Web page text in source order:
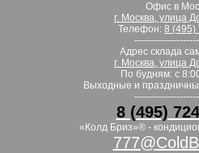
Офис в
г. Москва, улица
Телефон: 8 (495)
Адрес склада
г. Москва, улица
По будням: с
Выходные и
8 (495)
«Колд Бриз»® -